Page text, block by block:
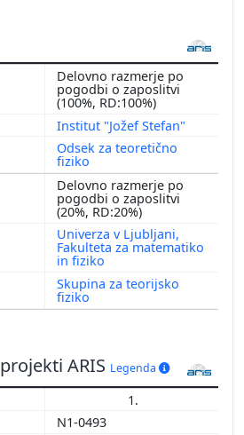
Delovno razmerje po
pogodbi o zaposlitvi
(100%, RD:100%)
Institut "Jožef Stefan"
Odsek za teoretično
fiziko
Delovno razmerje po
pogodbi o zaposlitvi
(20%, RD:20%)
Univerza v Ljubljani,
Fakulteta za matematiko
in fiziko
Skupina za teorijsko
fiziko
ARIS Legenda
1.
N1-0493